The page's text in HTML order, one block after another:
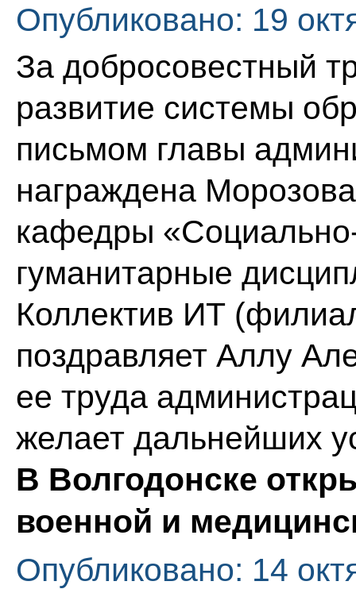
Опубликовано: 19
За добросовестный
развитие системы
письмом главы
награждена
кафедры
гуманитарные
Коллектив ИТ
поздравляет Аллу
ее труда
желает дальнейших
В Волгодонске
военной и
Опубликовано: 14